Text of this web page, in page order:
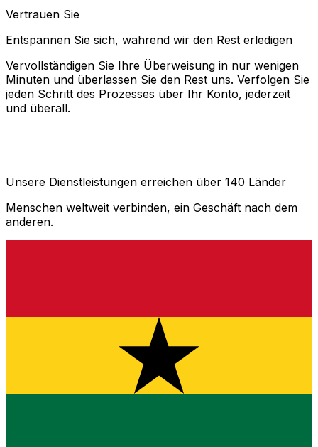
Vertrauen Sie
Entspannen Sie sich, während wir den Rest erledigen
Vervollständigen Sie Ihre Überweisung in nur wenigen
Minuten und überlassen Sie den Rest uns. Verfolgen Sie
jeden Schritt des Prozesses über Ihr Konto, jederzeit
und überall.
Unsere Dienstleistungen erreichen über 140 Länder
Menschen weltweit verbinden, ein Geschäft nach dem
anderen.